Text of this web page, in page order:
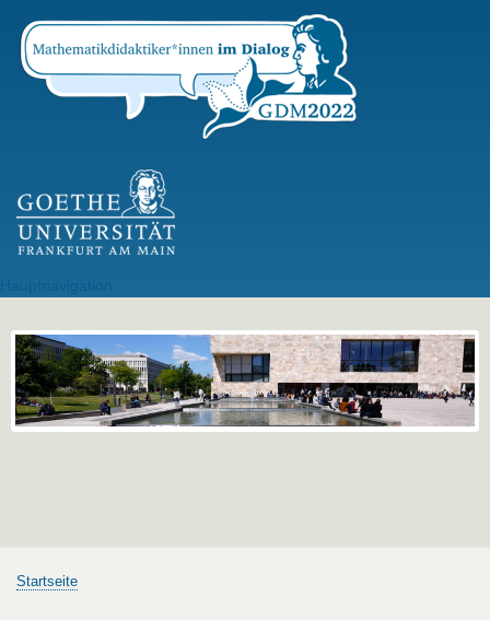
Inhalt
GU Logo
Startseite